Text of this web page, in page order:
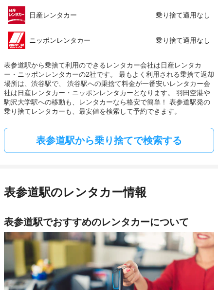
日産レンタカー 乗り捨て適用なし
ニッポンレンタカー 乗り捨て適用なし
表参道駅から乗捨て利用のできるレンタカー会社は日産レンタカ
ー・ニッポンレンタカーの2社です。 最もよく利用される乗捨て返却
場所は、渋谷駅で、 渋谷駅への乗捨て料金が一番安いレンタカー会
社は日産レンタカー・ニッポンレンタカーとなります。 羽田空港や
駒沢大学駅への移動も、レンタカーなら格安で簡単！ 表参道駅発の
乗り捨てレンタカーも、最安値を検索して予約できます。
表参道駅から乗り捨てで検索する
表参道駅のレンタカー情報
表参道駅でおすすめのレンタカーについて